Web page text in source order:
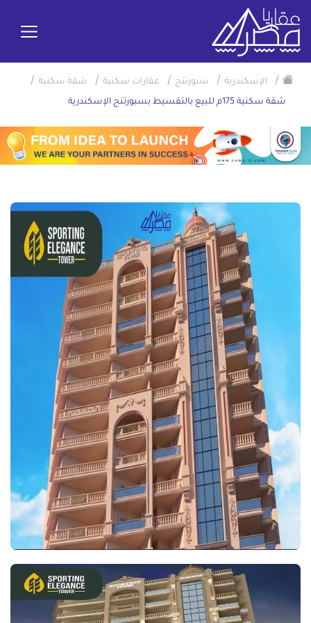
/ الإسكندرية / سبورتنج / عقارات سكنية / شقة سكنية /
شقة سكنية 175م للبيع بالتقسيط بسبورتنج الإسكندرية